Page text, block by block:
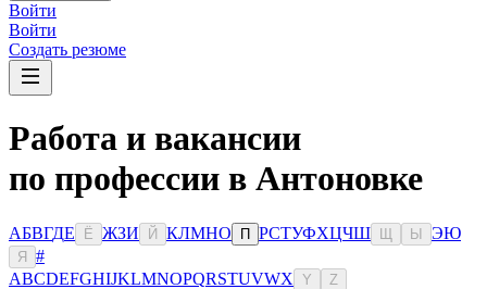
Войти
Войти
Создать резюме
Работа и вакансии
по профессии в Антоновке
АБВГДЕ Ё ЖЗИ Й КЛМНО П РСТУФХЦЧШ Ы ЭЮ
Я
#
ABCDEFGHIJKLMNOPQRSTUVWX Y Z